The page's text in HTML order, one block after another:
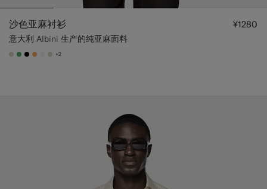
沙色亚麻衬衫
意大利 Albini 生产的纯亚麻面料
¥1280
#D7D1C3
#50AA6A
#000000
#F9AA62
#F1EFE8
#D7D1C3
+2